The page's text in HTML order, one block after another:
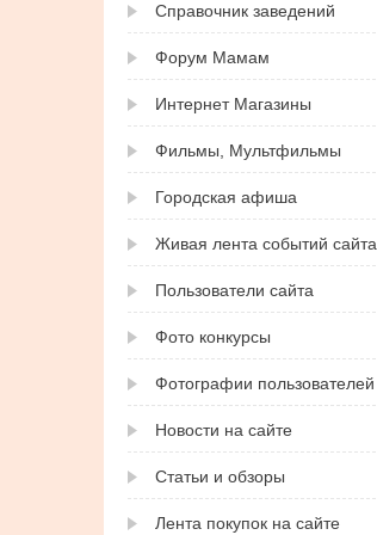
Справочник заведений
Форум Мамам
Интернет Магазины
Фильмы, Мультфильмы
Городская афиша
Живая лента событий сайта
Пользователи сайта
Фото конкурсы
Фотографии пользователей
Новости на сайте
Статьи и обзоры
Лента покупок на сайте